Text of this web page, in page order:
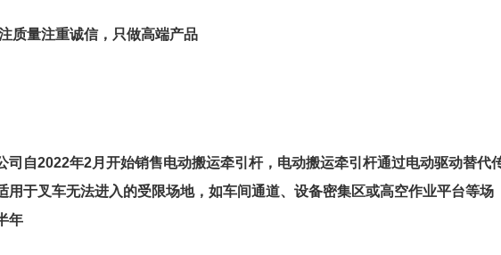
质量注重诚信，只做高端产品
司自2022年2月开始销售电动搬运牵引杆，电动搬运牵引杆通过电动驱动替代
用于叉车无法进入的受限场地，如车间通道、设备密集区或高空作业平台等场
年